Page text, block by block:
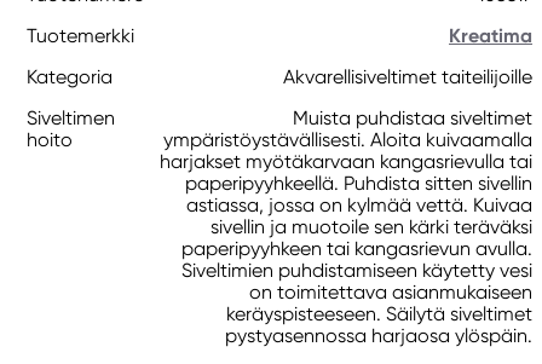
Tuotemerkki
Kreatima
Kategoria
Akvarellisiveltimet taiteilijoille
Siveltimen
hoito
Muista puhdistaa siveltimet
ympäristöystävällisesti. Aloita kuivaamalla
harjakset myötäkarvaan kangasrievulla tai
paperipyyhkeellä. Puhdista sitten sivellin
astiassa, jossa on kylmää vettä. Kuivaa
sivellin ja muotoile sen kärki teräväksi
paperipyyhkeen tai kangasrievun avulla.
Siveltimien puhdistamiseen käytetty vesi
on toimitettava asianmukaiseen
keräyspisteeseen. Säilytä siveltimet
pystyasennossa harjaosa ylöspäin.